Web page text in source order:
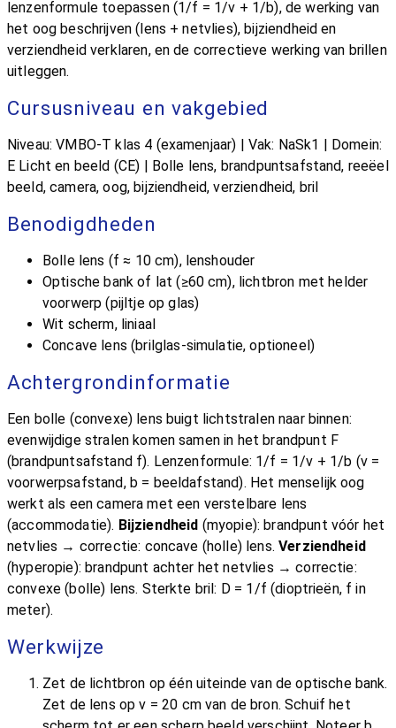
lenzenformule toepassen (1/f = 1/v + 1/b), de werking van
het oog beschrijven (lens + netvlies), bijziendheid en
verziendheid verklaren, en de correctieve werking van brillen
uitleggen.
Cursusniveau en vakgebied
Niveau: VMBO-T klas 4 (examenjaar) | Vak: NaSk1 | Domein:
E Licht en beeld (CE) | Bolle lens, brandpuntsafstand, reeëel
beeld, camera, oog, bijziendheid, verziendheid, bril
Benodigdheden
Bolle lens (f ≈ 10 cm), lenshouder
Optische bank of lat (≥60 cm), lichtbron met helder
voorwerp (pijltje op glas)
Wit scherm, liniaal
Concave lens (brilglas-simulatie, optioneel)
Achtergrondinformatie
Een bolle (convexe) lens buigt lichtstralen naar binnen:
evenwijdige stralen komen samen in het brandpunt F
(brandpuntsafstand f). Lenzenformule: 1/f = 1/v + 1/b (v =
voorwerpsafstand, b = beeldafstand). Het menselijk oog
werkt als een camera met een verstelbare lens
(accommodatie). Bijziendheid (myopie): brandpunt vóór het
netvlies → correctie: concave (holle) lens.Verziendheid
(hyperopie): brandpunt achter het netvlies → correctie:
convexe (bolle) lens. Sterkte bril: D = 1/f (dioptrieën, f in
meter).
Werkwijze
Zet de lichtbron op één uiteinde van de optische bank.
Zet de lens op v = 20 cm van de bron. Schuif het